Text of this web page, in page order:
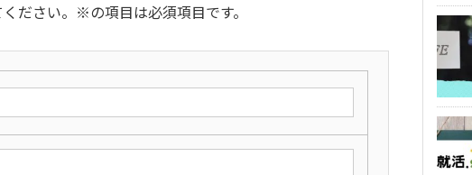
ださい。 ※の項目は必須項目です。